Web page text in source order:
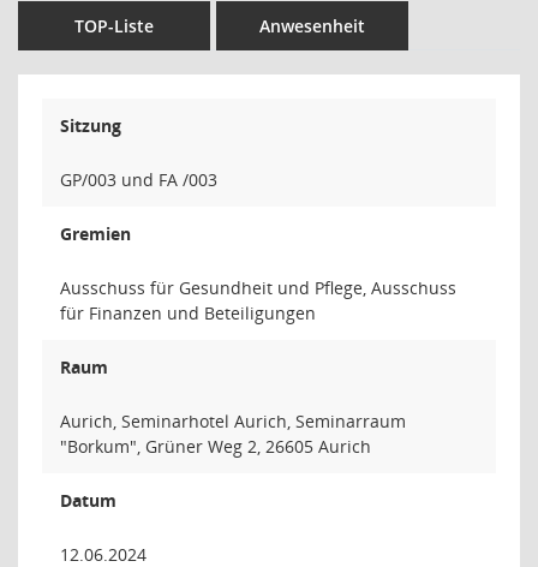
TOP-Liste Anwesenheit
Sitzung
GP/003 und FA /003
Gremien
Ausschuss für Gesundheit und Pflege, Ausschuss
für Finanzen und Beteiligungen
Raum
Aurich, Seminarhotel Aurich, Seminarraum
"Borkum", Grüner Weg 2, 26605 Aurich
Datum
12.06.2024